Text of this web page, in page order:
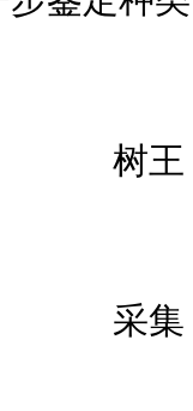
树王
采集